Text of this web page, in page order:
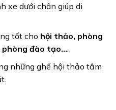
xe dưới chân giúp di
tốt cho hội thảo, phòng
phòng đào tạo….
những ghế hội thảo tầm